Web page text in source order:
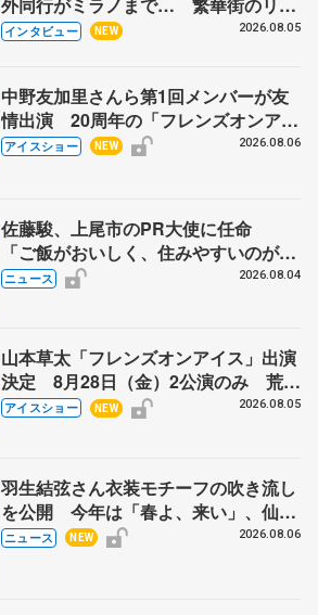
クでは不良のお兄さんも味方に 小林
インタビュー NEW 2026.08.05
中野友加里さんら第1回メンバーが友
情出演 20周年の「フレンズオンアイ
ス」 宮本賢二さん、有川梨絵さん、
アイスショー NEW 2026.08.06
佐藤駿、上尾市のPR大使に任命
「ご飯がおいしく、住みやすいのが魅
力」
ニュース 2026.08.04
山本草太「フレンズオンアイス」出演
決定 8月28日（金）2公演のみ 荒川
静香さんプロデュース、20周年のアイ
アイスショー NEW 2026.08.05
羽生結弦さん衣装モチーフの吹き流し
を公開 今年は「春よ、来い」、仙台
の瑞鳳殿
ニュース NEW 2026.08.06